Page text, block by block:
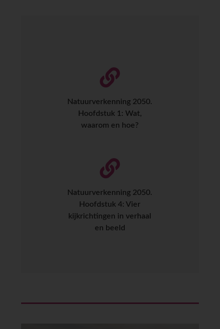
Natuurverkenning 2050.
Hoofdstuk 1: Wat,
waarom en hoe?
Natuurverkenning 2050.
Hoofdstuk 4: Vier
kijkrichtingen in verhaal
en beeld